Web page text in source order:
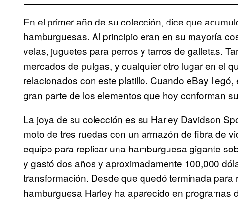
En el primer año de su colección, dice que
hamburguesas. Al principio eran en su mayoría
velas, juguetes para perros y tarros de galletas.
mercados de pulgas, y cualquier otro lugar en el
relacionados con este platillo. Cuando eBay
gran parte de los elementos que hoy conforman
La joya de su colección es su Harley Davidson
moto de tres ruedas con un armazón de fibra de
equipo para replicar una hamburguesa gigante
y gastó dos años y aproximadamente 100,000
transformación. Desde que quedó terminada para
hamburguesa Harley ha aparecido en programas